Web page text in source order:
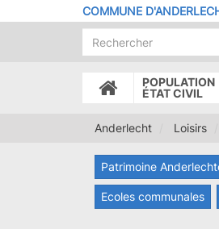
au
COMMUNE
ACCUEIL
POPULATION
ÉTAT CIVIL
Anderlecht Loisirs
Patrimoine
Ecoles communales